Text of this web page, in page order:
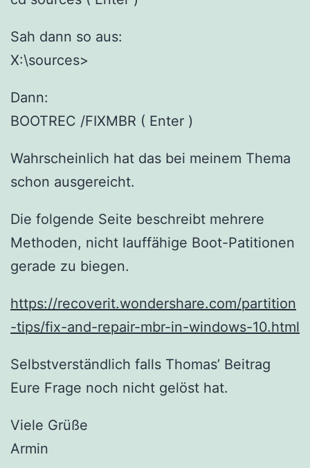
Sah dann so aus:
X:\sources>
Dann:
BOOTREC /FIXMBR ( Enter )
Wahrscheinlich hat das bei meinem Thema
schon ausgereicht.
Die folgende Seite beschreibt mehrere
Methoden, nicht lauffähige Boot-Patitionen
gerade zu biegen.
https://recoverit.wondershare.com/partition
-tips/fix-and-repair-mbr-in-windows-10.html
Selbstverständlich falls Thomas’ Beitrag
Eure Frage noch nicht gelöst hat.
Viele Grüße
Armin